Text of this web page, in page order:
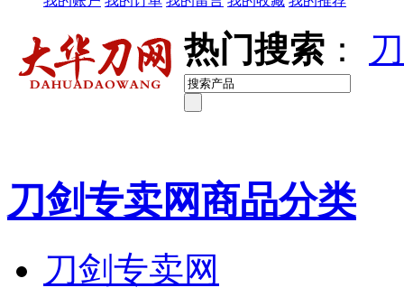
热门搜索 ：
刀剑专卖网商品分类
刀剑专卖网